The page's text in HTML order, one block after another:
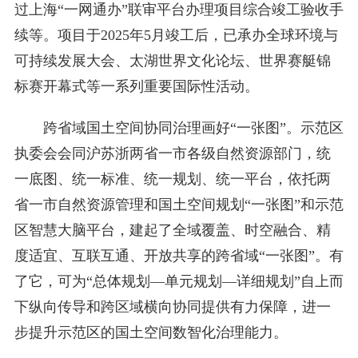
过上海“一网通办”联审平台办理项目综合竣工验收手
续等。项目于2025年5月竣工后，已承办全球环境与
可持续发展大会、太湖世界文化论坛、世界赛艇锦
标赛开幕式等一系列重要国际性活动。
跨省域国土空间协同治理画好“一张图”。示范区
执委会会同沪苏浙两省一市各级自然资源部门，统
一底图、统一标准、统一规划、统一平台，依托两
省一市自然资源管理和国土空间规划“一张图”和示范
区智慧大脑平台，建起了全域覆盖、时空融合、精
度适宜、互联互通、开放共享的跨省域“一张图”。有
了它，可为“总体规划—单元规划—详细规划”自上而
下纵向传导和跨区域横向协同提供有力保障，进一
步提升示范区的国土空间数智化治理能力。